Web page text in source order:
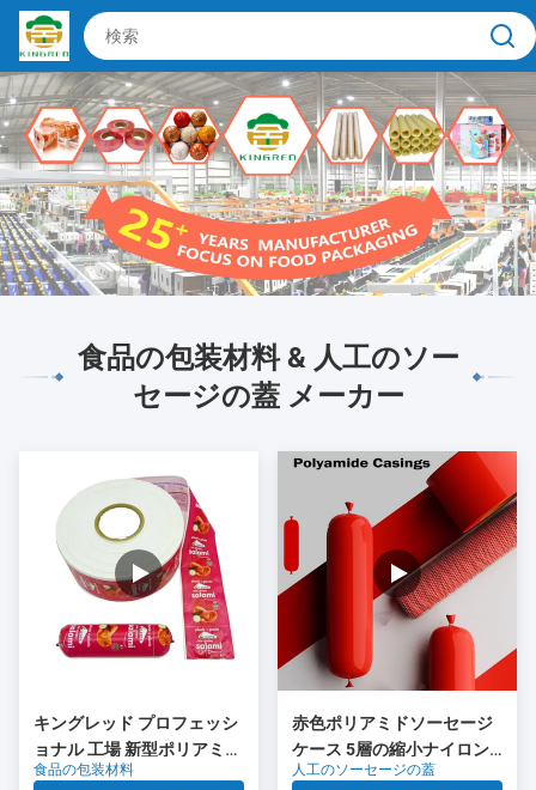
食品の包装材料 & 人工のソー
セージの蓋 メーカー
キングレッド プロフェッシ
ョナル 工場 新型ポリアミド
ソーセージ キャッシング 食
食品の包装材料
赤色ポリアミドソーセージ
ケース 5層の縮小ナイロン
ケース Co 排出 肉ソーセー
人工のソーセージの蓋